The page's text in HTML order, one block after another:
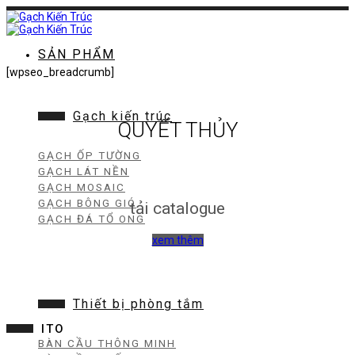
Chuyển
đến
nội
SẢN PHẨM
Gạch kiến trúc
GẠCH ỐP TƯỜNG
GẠCH LÁT NỀN
GẠCH MOSAIC
GẠCH BÔNG GIÓ
GẠCH ĐÁ TỔ ONG
Thiết bị phòng tắm
BÀN CẦU THÔNG MINH
[wpseo_breadcrumb]
QUYẾT THỦY
tải catalogue
xem thêm
ITO